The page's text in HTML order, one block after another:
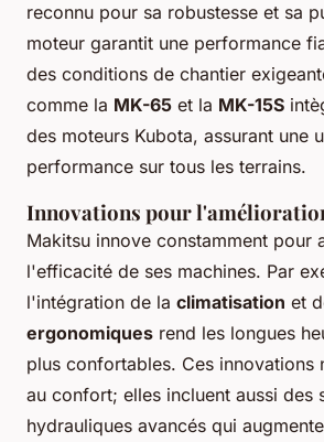
reconnu pour sa robustesse et sa
moteur garantit une performance
des conditions de chantier
comme la MK-65 et la MK-15S
des moteurs Kubota, assurant une
performance sur tous les terrains.
Innovations pour
Makitsu innove constamment pour
l'efficacité de ses machines. Par
l'intégration de la climatisation et
ergonomiques rend les longues
plus confortables. Ces innovations
au confort; elles incluent aussi des
hydrauliques avancés qui